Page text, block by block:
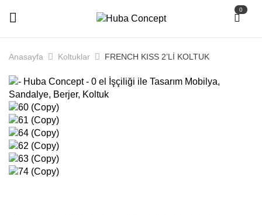
0
Anasayfa Koltuklar FRENCH KISS 2’Lİ KOLTUK